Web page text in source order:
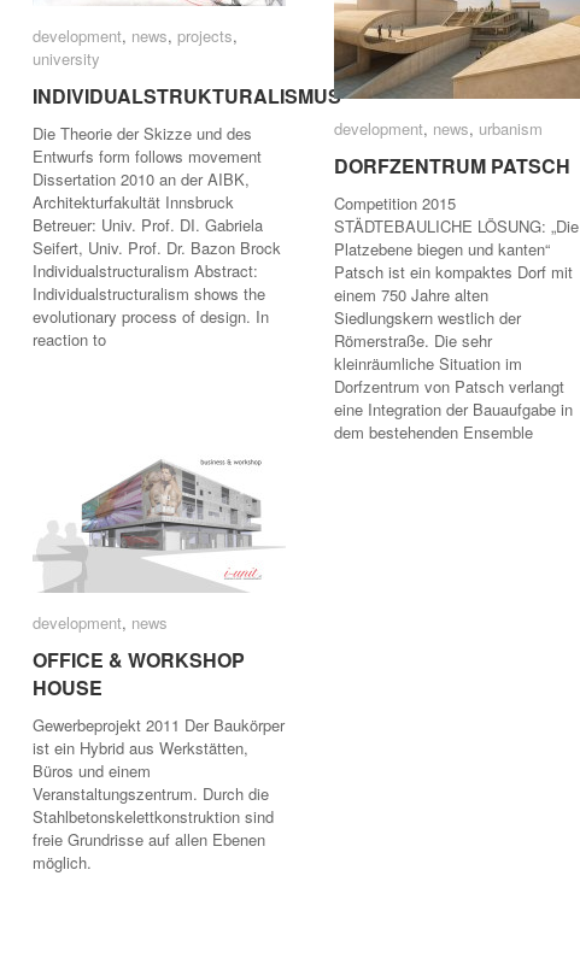
development, news, projects,
university
INDIVIDUALSTRUKTURALISMUS
Die Theorie der Skizze und des
Entwurfs form follows movement
Dissertation 2010 an der AIBK,
Architekturfakultät Innsbruck
Betreuer: Univ. Prof. DI. Gabriela
Seifert, Univ. Prof. Dr. Bazon Brock
Individualstructuralism Abstract:
Individualstructuralism shows the
evolutionary process of design. In
reaction to
development news projects
INDIVIDUALSTRUKTURALISMUS
development, news, urbanism
DORFZENTRUM PATSCH
Competition 2015
STÄDTEBAULICHE LÖSUNG: „Die
Platzebene biegen und kanten“
Patsch ist ein kompaktes Dorf mit
einem 750 Jahre alten
Siedlungskern westlich der
Römerstraße. Die sehr
kleinräumliche Situation im
Dorfzentrum von Patsch verlangt
eine Integration der Bauaufgabe in
dem bestehenden Ensemble
development news urbanism
DORFZENTRUM PATSCH
development, news
OFFICE & WORKSHOP
HOUSE
Gewerbeprojekt 2011 Der Baukörper
ist ein Hybrid aus Werkstätten,
Büros und einem
Veranstaltungszentrum. Durch die
Stahlbetonskelettkonstruktion sind
freie Grundrisse auf allen Ebenen
möglich.
development news
OFFICE & WORKSHOP
HOUSE